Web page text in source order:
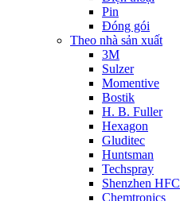
Pin
Đóng gói
Theo nhà sản xuất
3M
Sulzer
Momentive
Bostik
H. B. Fuller
Hexagon
Gluditec
Huntsman
Techspray
Shenzhen HFC
Chemtronics